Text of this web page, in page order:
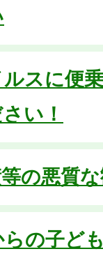
スに便
い！
の悪質
の子ど